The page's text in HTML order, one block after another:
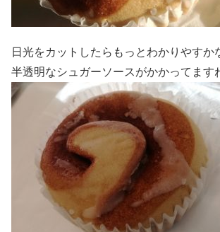
日光をカットしたらもっとわかりやすか
半透明なシュガーソースがかかってます